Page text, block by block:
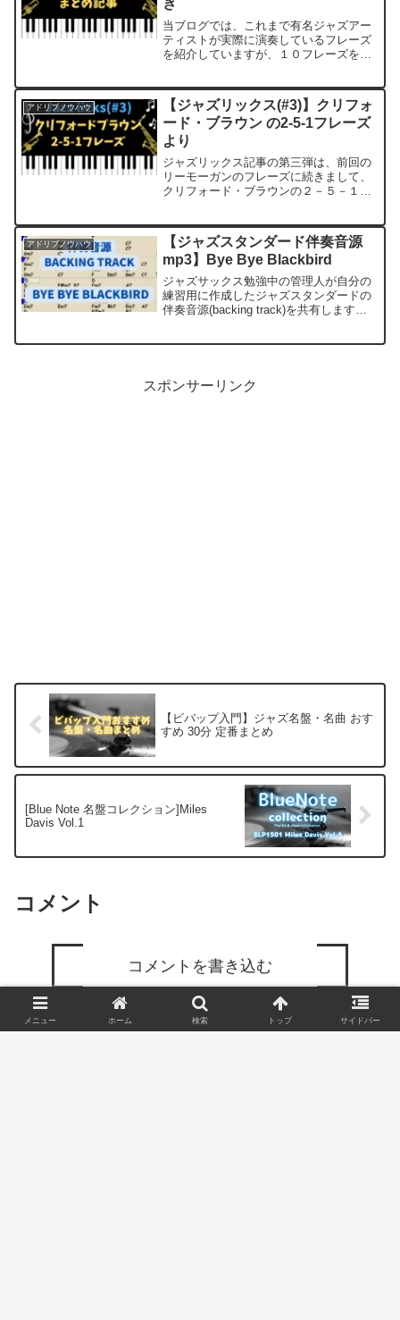
き
当ブログでは、これまで有名ジャズアー
ティストが実際に演奏しているフレーズ
を紹介していますが、１０フレーズを超
く、これまで紹介したフレーズを実際に
スタンダード曲に活用した...
アドリブノウハウ
【ジャズリックス(#3)】クリフォ
ード・ブラウン の2-5-1フレーズ
より
ジャズリックス記事の第三弾は、前回の
リーモーガンのフレーズに続きまして、
クリフォード・ブラウンの２－５－１フ
イアント）の演奏した名曲・名盤で中か
ら、実際にアドリブで使い...
アドリブノウハウ
【ジャズスタンダード伴奏音源
mp3】Bye Bye Blackbird
ジャズサックス勉強中の管理人が自分の
練習用に作成したジャズスタンダードの
伴奏音源(backing track)を共有します。
スポンサーリンク
【ビバップ入門】ジャズ名盤・名曲 おす
すめ 30分 定番まとめ
[Blue Note 名盤コレクション]Miles
Davis Vol.1
コメント
コメントを書き込む
ホーム ジャズ アドリブノウハウ
メニュー ホーム 検索 トップ サイドバー